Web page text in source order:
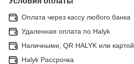
Оплата через кассу любого банка
Удаленная оплата по Halyk
Наличными, QR HALYK или картой
Halyk Рассрочка